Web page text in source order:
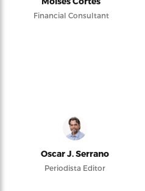
Financial Consultant
Oscar J. Serrano
Periodista Editor